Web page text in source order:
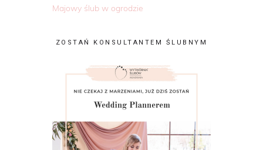
Majowy ślub w ogrodzie
ZOSTAŃ KONSULTANTEM ŚLUBNYM